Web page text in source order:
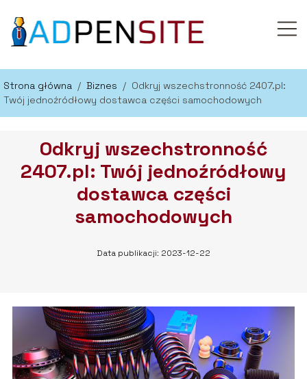
Strona główna / Biznes / Odkryj wszechstronność 2407.pl:
Twój jednoźródłowy dostawca części samochodowych
Odkryj wszechstronność
2407.pl: Twój jednoźródłowy
dostawca części
samochodowych
Data publikacji: 2023-12-22